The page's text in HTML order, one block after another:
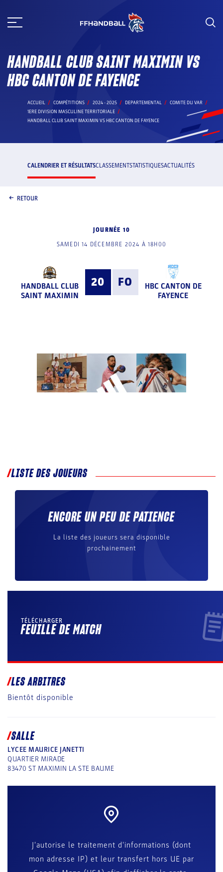
au
HANDBALL CLUB SAINT MAXIMIN VS
HBC CANTON DE FAYENCE
ACCUEIL COMPÉTITIONS 2024 - 2025 DEPARTEMENTAL
COMITE DU VAR
1ERE DIVISION MASCULINE TERRITORIALE
HANDBALL CLUB SAINT MAXIMIN VS HBC CANTON DE FAYENCE
CALENDRIER ET RÉSULTATSCLASSEMENTSTATISTIQUESACTUALITÉS
RETOUR
JOURNÉE 10
SAMEDI 14 DÉCEMBRE 2024 À 18H00
HANDBALL CLUB
SAINT MAXIMIN
20 FO
HBC CANTON DE
FAYENCE
LISTE DES JOUEURS
ENCORE UN PEU DE PATIENCE
La liste des joueurs sera disponible
prochainement
TÉLÉCHARGER
FEUILLE DE MATCH
LES ARBITRES
Bientôt disponible
SALLE
LYCEE MAURICE JANETTI
QUARTIER MIRADE
83470 ST MAXIMIN LA STE BAUME
J'autorise le traitement d'informations (dont
mon adresse IP) et leur transfert hors UE par